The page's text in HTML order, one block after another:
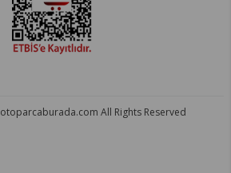
All Rights Reserved